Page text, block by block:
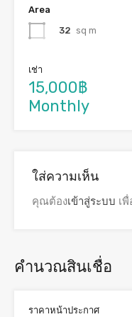
Area
32 sq m
เช่า
15,000฿
Monthly
ใส่ความเห็น
คุณต้องเข้าสู่ระบบ เ
คำนวณสินเชื่อ
ราคาหน้าประกาศ